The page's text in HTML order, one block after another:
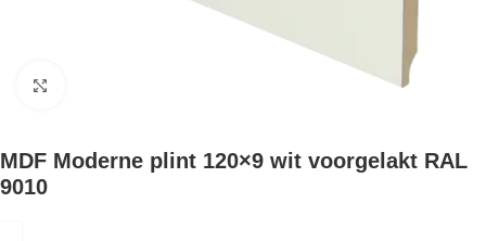
MDF Moderne plint 120×9 wit voorgelakt RAL
9010